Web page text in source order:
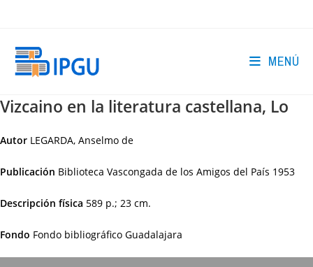
MENÚ
Vizcaino en la literatura castellana, Lo
Autor LEGARDA, Anselmo de
Publicación Biblioteca Vascongada de los Amigos del País 1953
Descripción física 589 p.; 23 cm.
Fondo Fondo bibliográfico Guadalajara